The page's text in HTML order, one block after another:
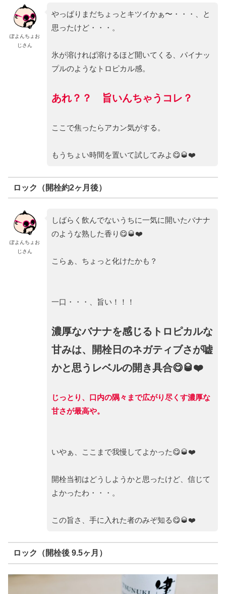
ぽよんちょお
じさん
やっぱりまだちょっとキツイかぁ〜・・・、と
思ったけど・・・。
氷が溶ければ溶けるほど開いてくる、パイナッ
プルのようなトロピカル感。
あれ？？ 旨いんちゃうコレ？
ここで焦ったらアカン気がする。
もうちょい時間を置いて試してみよ😋🥃❤️
ロック（開栓約2ヶ月後）
ぽよんちょお
じさん
しばらく飲んでないうちに一気に開いたバナナ
のような熟した香り😋🥃❤️
こらぁ、ちょっと化けたかも？
一口・・・、旨い！！！
濃厚なバナナを感じるトロピカルな
甘みは、開栓日のネガティブさが嘘
かと思うレベルの開き具合😋🥃❤️
じっとり、口内の隅々まで広がり尽くす濃厚な
甘さが最高や。
いやぁ、ここまで我慢してよかった😋🥃❤️
開栓当初はどうしようかと思ったけど、信じて
よかったわ・・・。
この旨さ、手に入れた者のみぞ知る😋🥃❤️
ロック（開栓後 9.5ヶ月）